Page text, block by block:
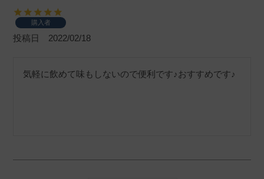
購入者
投稿日 2022/02/18
気軽に飲めて味もしないので便利です♪おすすめです♪